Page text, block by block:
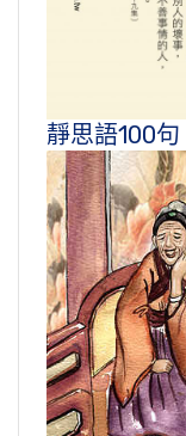
靜思語100句